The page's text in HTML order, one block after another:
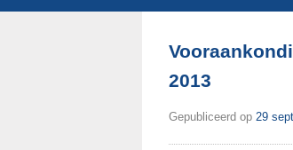
2013
Gepubliceerd op 29